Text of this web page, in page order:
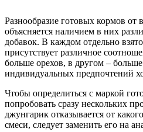
Разнообразие готовых кормов от
объясняется наличием в них
добавок. В каждом отдельно
присутствует различное
больше орехов, в другом –
индивидуальных предпочтений
Чтобы определиться с маркой
попробовать сразу нескольких
джунгарик отказывается от
смеси, следует заменить его на